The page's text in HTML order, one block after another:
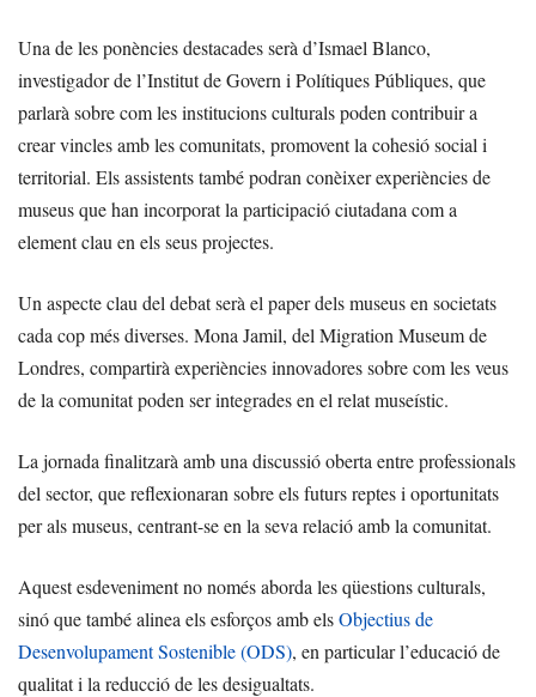
Una de les ponències destacades serà d’Ismael Blanco,
investigador de l’Institut de Govern i Polítiques Públiques, que
parlarà sobre com les institucions culturals poden contribuir a
crear vincles amb les comunitats, promovent la cohesió social i
territorial. Els assistents també podran conèixer experiències de
museus que han incorporat la participació ciutadana com a
element clau en els seus projectes.
Un aspecte clau del debat serà el paper dels museus en societats
cada cop més diverses. Mona Jamil, del Migration Museum de
Londres, compartirà experiències innovadores sobre com les veus
de la comunitat poden ser integrades en el relat museístic.
La jornada finalitzarà amb una discussió oberta entre professionals
del sector, que reflexionaran sobre els futurs reptes i oportunitats
per als museus, centrant-se en la seva relació amb la comunitat.
Aquest esdeveniment no només aborda les qüestions culturals,
sinó que també alinea els esforços amb elsObjectius de
Desenvolupament Sostenible (ODS), en particular l’educació de
qualitat i la reducció de les desigualtats.